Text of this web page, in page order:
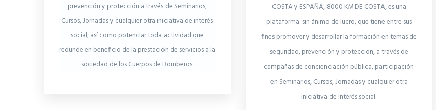
prevención y protección a través de Seminarios,
Cursos, Jornadas y cualquier otra iniciativa de interés
social, así como potenciar toda actividad que
redunde en beneficio de la prestación de servicios a la
sociedad de los Cuerpos de Bomberos.
COSTA y ESPAÑA, 8000 KM DE COSTA, es una
plataforma sin ánimo de lucro, que tiene entre sus
fines promover y desarrollar la formación en temas de
seguridad, prevención y protección, a través de
campañas de concienciación pública, participación
en Seminarios, Cursos, Jornadas y cualquier otra
iniciativa de interés social.